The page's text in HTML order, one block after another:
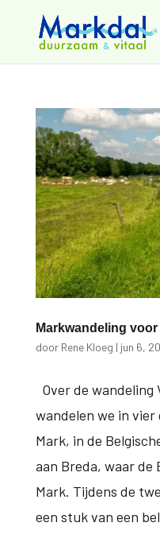
Markwandeling
door Rene Kloeg | jun 6,
Over de wandeling
wandelen we in vier
Mark, in de
aan Breda, waar de
Mark. Tijdens de
een stuk van een